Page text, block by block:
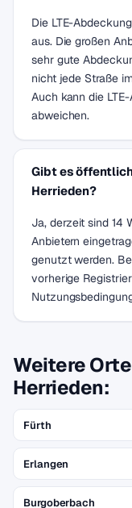
Die LTE-
aus. Die großen
sehr gute
nicht jede Straße
Auch kann die
abweichen.
Gibt es
Herrieden?
Ja, derzeit sind 14
Anbietern
genutzt werden.
vorherige
Weitere
Herrieden:
Fürth
Erlangen
Burgoberbach